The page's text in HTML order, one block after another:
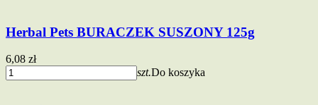
Herbal Pets BURACZEK SUSZONY 125g
6,08 zł
szt.Do koszyka